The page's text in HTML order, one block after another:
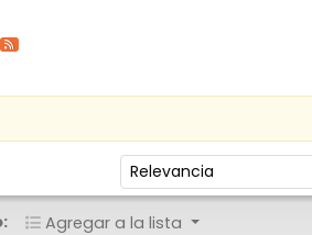
Ordenar por:
Agregar a la lista